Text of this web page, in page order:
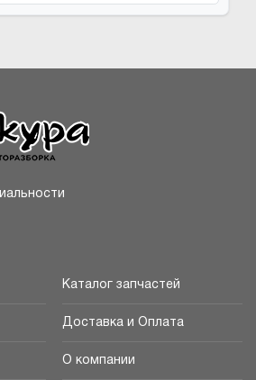
Каталог запчастей
Доставка и Оплата
О компании